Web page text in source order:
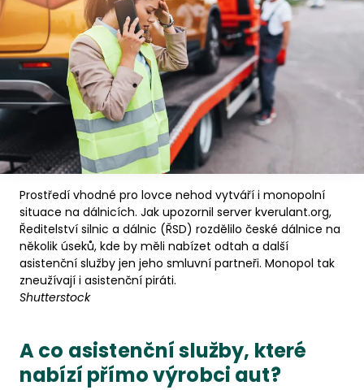
Prostředí vhodné pro lovce nehod vytváří i monopolní
situace na dálnicích. Jak upozornil server kverulant.org,
Ředitelství silnic a dálnic (ŘSD) rozdělilo české dálnice na
několik úseků, kde by měli nabízet odtah a další
asistenční služby jen jeho smluvní partneři. Monopol tak
zneužívají i asistenční piráti.
Shutterstock
A co asistenční služby, které
nabízí přímo výrobci aut?